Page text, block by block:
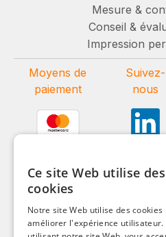
Mesure &
Conseil &
Impression
Moyens de
paiement
Suivez-
nous
Ce site Web utilise des
cookies
Notre site Web utilise des cookies
améliorer l'expérience utilisateur.